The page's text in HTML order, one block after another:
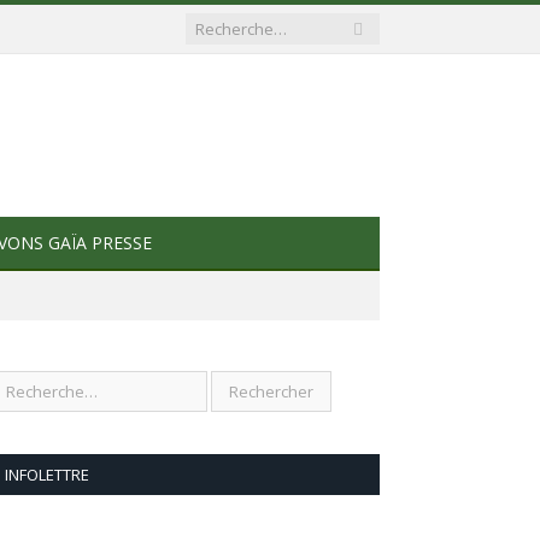
GAÏA PRESSE
INFOLETTRE